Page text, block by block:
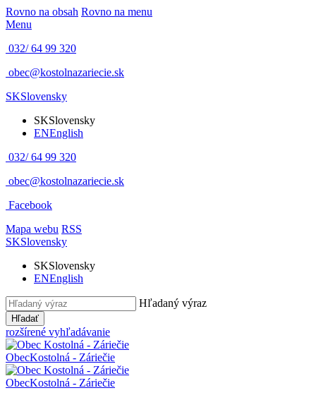
Rovno na obsah Rovno na menu
Menu
032/ 64 99 320
obec@kostolnazariecie.sk
SKSlovensky
SKSlovensky
ENEnglish
032/ 64 99 320
obec@kostolnazariecie.sk
Facebook
Mapa webu RSS
SKSlovensky
SKSlovensky
ENEnglish
Hľadaný výraz
Hľadať
rozšírené vyhľadávanie
ObecKostolná - Záriečie
ObecKostolná - Záriečie